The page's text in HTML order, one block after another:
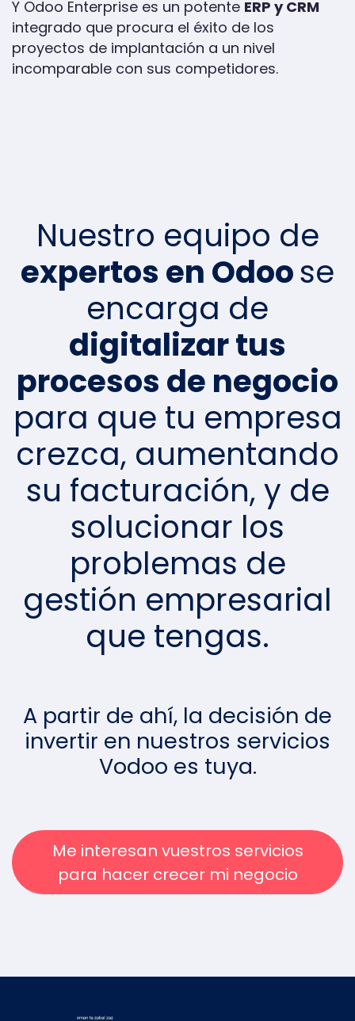
Y Odoo Enterprise es un potente ERP y CRM
integrado que procura el éxito de los
proyectos de implantación a un nivel
incomparable con sus competidores.
Nuestro equipo de
expertos en Odoose
encarga de
digitalizar tus
procesos de negocio
para que tu empresa
crezca, aumentando
su facturación, y de
solucionar los
problemas de
gestión empresarial
que tengas.
A partir de ahí, la decisión de
invertir en nuestros servicios
Vodoo es tuya.
Me interesan vuestros servicios
para hacer crecer mi negocio